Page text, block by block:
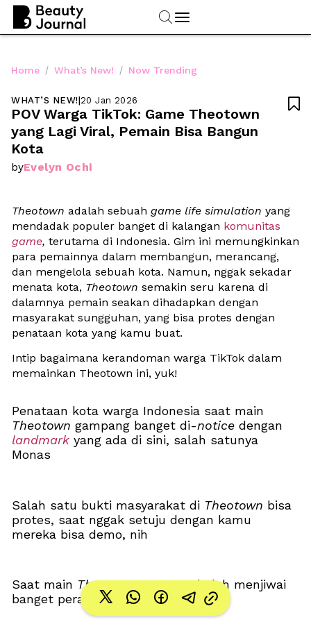
Home / What’s New! / Now Trending
WHAT’S NEW!|20 Jan 2026
POV Warga TikTok: Game Theotown
yang Lagi Viral, Pemain Bisa Bangun
Kota
byEvelyn Ochi

Theotown adalah sebuah game life simulation yang
mendadak populer banget di kalangan
game, terutama di Indonesia. Gim ini memungkinkan
para pemainnya dalam membangun, merancang,
dan mengelola sebuah kota. Namun, nggak sekadar
menata kota, Theotown semakin seru karena di
dalamnya pemain seakan dihadapkan dengan
masyarakat sungguhan, yang bisa protes dengan
penataan kota yang kamu buat.
Intip bagaimana kerandoman warga TikTok dalam
memainkan Theotown ini, yuk!
Theotown gampang banget di-notice
landmark yang ada di sini, salah satunya
Monas
Salah satu bukti masyarakat di Theotown bisa
protes, saat nggak setuju dengan kamu
mereka bisa demo, nih
Saat main Theotown, gamer Windah menjiwai
banget perannya sebagai walikota